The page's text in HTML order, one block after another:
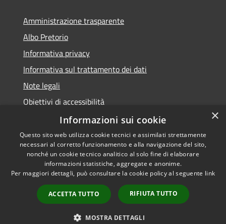
Amministrazione trasparente
Albo Pretorio
Informativa privacy
Informativa sul trattamento dei dati
Note legali
Obiettivi di accessibilità
Dichiarazione di accessibilità
RSS
Accessibilità
Copyright © 2026 • Comune di
Terranova da Sibari • Powered
byMunicipium
Accesso
redazione
×
Informazioni sui cookie
Questo sito web utilizza cookie tecnici e assimilati strettamente
necessari al corretto funzionamento e alla navigazione del sito,
nonché un cookie tecnico analitico al solo fine di elaborare
informazioni statistiche, aggregate e anonime.
Per maggiori dettagli, può consultare la cookie policy al seguente link
ACCETTA TUTTO RIFIUTA TUTTO
MOSTRA DETTAGLI